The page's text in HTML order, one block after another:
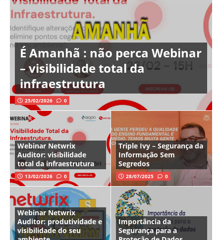
É Amanhã : não perca Webinar
– visibilidade total da
infraestrutura
25/02/2026 0
Webinar Netwrix
Auditor: visibilidade
total da infraestrutura
13/02/2026 0
Triple Ivy – Segurança da
Informação Sem
Segredos
28/07/2025 0
Webinar Netwrix
Auditor: produtividade e
visibilidade do seu
Importância da
Segurança para a